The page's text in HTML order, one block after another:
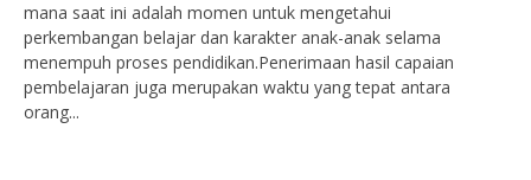
mana saat ini adalah momen untuk mengetahui
perkembangan belajar dan karakter anak-anak selama
menempuh proses pendidikan.Penerimaan hasil capaian
pembelajaran juga merupakan waktu yang tepat antara
orang...